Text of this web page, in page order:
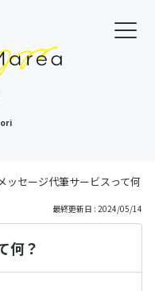
質問
ッセージ代筆サービスって何？
最終更新日 : 2024/05/14
何？